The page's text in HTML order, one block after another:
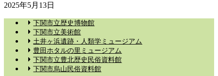
2025年5月13日
下関市立歴史博物館
下関市立美術館
土井ヶ浜遺跡・人類学ミュージアム
豊田ホタルの里ミュージアム
下関市立豊北歴史民俗資料館
下関市烏山民俗資料館